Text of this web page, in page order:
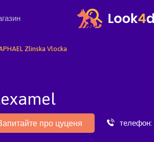
Zlinska Vlocka
про цуценя телефон: